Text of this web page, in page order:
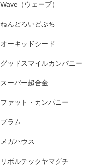
Wave（ウェーブ）
ねんどろいどぷち
オーキッドシード
グッドスマイルカンパニー
スーパー超合金
ファット・カンパニー
プラム
メガハウス
リボルテックヤマグチ